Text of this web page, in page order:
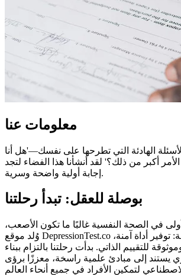
معلومات عنا
الهادئة التي تطرحها على نفسك—'هل أنا
أكبر من ذلك؟' لقد أنشأنا هذا الفضاء لتجد
إجابة أولية واضحة وسرية.
بوصلة للعقل: تبدأ رحلتنا
في الصحة النفسية غالبًا ما تكون الأصعب،
وُلد موقع DepressionTest.co من فكرة بسيطة: توفير أداة آمنة،
للتقييم الذاتي. بدأت رحلتنا بالتزام ببناء
يستند إلى مبادئ علمية راسخة، معززًا برؤى